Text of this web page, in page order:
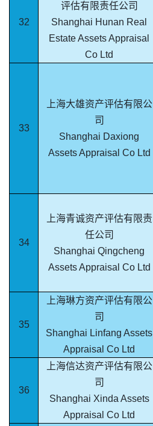
32
评估有限责任公司
Shanghai Hunan Real
Estate Assets Appraisal
Co Ltd
33
上海大雄资产评估有限公
司
Shanghai Daxiong
Assets Appraisal Co Ltd
34
上海青诚资产评估有限责
任公司
Shanghai Qingcheng
Assets Appraisal Co Ltd
35
上海琳方资产评估有限公
司
Shanghai Linfang Assets
Appraisal Co Ltd
36
上海信达资产评估有限公
司
Shanghai Xinda Assets
Appraisal Co Ltd